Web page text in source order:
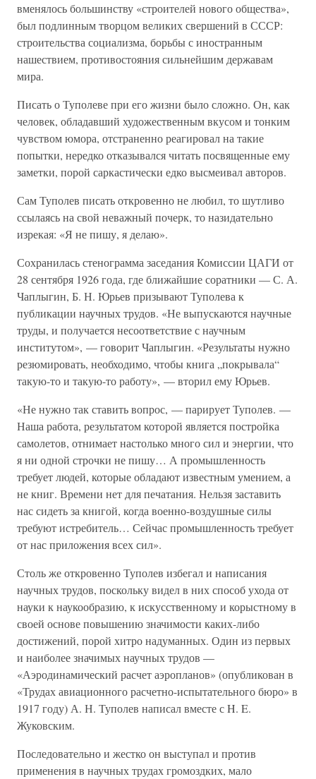
вменялось большинству «строителей нового общества»,
был подлинным творцом великих свершений в СССР:
строительства социализма, борьбы с иностранным
нашествием, противостояния сильнейшим державам
мира.
Писать о Туполеве при его жизни было сложно. Он, как
человек, обладавший художественным вкусом и тонким
чувством юмора, отстраненно реагировал на такие
попытки, нередко отказывался читать посвященные ему
заметки, порой саркастически едко высмеивал авторов.
Сам Туполев писать откровенно не любил, то шутливо
ссылаясь на свой неважный почерк, то назидательно
изрекая: «Я не пишу, я делаю».
Сохранилась стенограмма заседания Комиссии ЦАГИ от
28 сентября 1926 года, где ближайшие соратники — С. А.
Чаплыгин, Б. Н. Юрьев призывают Туполева к
публикации научных трудов. «Не выпускаются научные
труды, и получается несоответствие с научным
институтом», — говорит Чаплыгин. «Результаты нужно
резюмировать, необходимо, чтобы книга „покрывала“
такую-то и такую-то работу», — вторил ему Юрьев.
«Не нужно так ставить вопрос, — парирует Туполев. —
Наша работа, результатом которой является постройка
самолетов, отнимает настолько много сил и энергии, что
я ни одной строчки не пишу… А промышленность
требует людей, которые обладают известным умением, а
не книг. Времени нет для печатания. Нельзя заставить
нас сидеть за книгой, когда военно-воздушные силы
требуют истребитель… Сейчас промышленность требует
от нас приложения всех сил».
Столь же откровенно Туполев избегал и написания
научных трудов, поскольку видел в них способ ухода от
науки к наукообразию, к искусственному и корыстному в
своей основе повышению значимости каких-либо
достижений, порой хитро надуманных. Один из первых
и наиболее значимых научных трудов —
«Аэродинамический расчет аэропланов» (опубликован в
«Трудах авиационного расчетно-испытательного бюро» в
1917 году) А. Н. Туполев написал вместе с H. E.
Жуковским.
Последовательно и жестко он выступал и против
применения в научных трудах громоздких, мало